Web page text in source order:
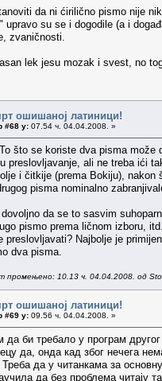
da ni ćirilično pismo nije
upravo su se i dogodile (a i
zvaničnosti.
lek jesu mozak i svest, no
ошишаној латиници!
#68 у: 07.54 ч. 04.04.2008. »
što se koriste dva pisma može
preslovljavanje, ali ne treba ići
i čitkije (prema Bokiju),
pisma nominalno
da se to sasvim
pismo prema ličnom izboru,
preslovljavati? Najbolje je
dva pisma.
промењено: 10.13 ч. 04.04.2008. од
ошишаној латиници!
#69 у: 09.56 ч. 04.04.2008. »
да би требало у програм
да, онда кад због нечега
Треба да у читанкама за
да без проблема читају